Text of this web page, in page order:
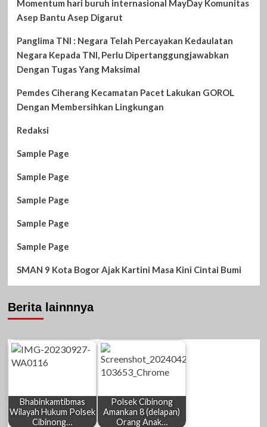
Momentum hari buruh internasional MayDay Komunitas
Asep Bantu Asep Digarut
Panglima TNI : Negara Telah Percayakan Kedaulatan
Negara Kepada TNI, Perlu Dipertanggungjawabkan
Dengan Tugas Yang Maksimal
Pemdes Ciherang Kecamatan Pacet Lakukan GOROL
Dengan Membersihkan Lingkungan
Redaksi
Sample Page
Sample Page
Sample Page
Sample Page
Sample Page
SMAN 9 Kota Bogor Ajak Kartini Masa Kini Cintai Bumi
Berita lainnnya
Bhabinkamtibmas
Wilayah Hukum Polsek
Cibinong…
Polsek Cibinong
Amankan 8 (delapan)
Orang Anak…